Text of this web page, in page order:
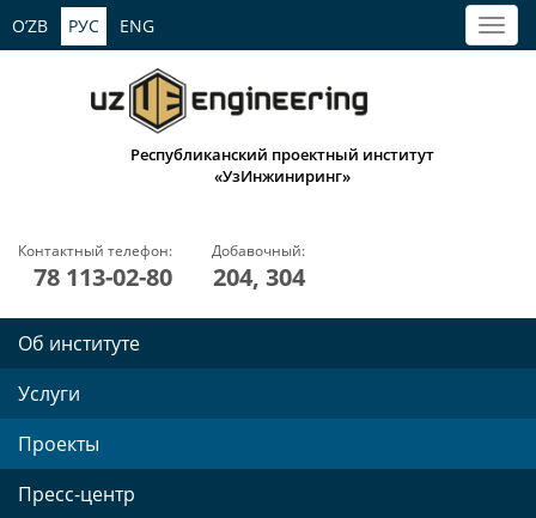
O’ZB РУС ENG
Республиканский проектный институт
«УзИнжиниринг»
Контактный телефон:
78 113-02-80
Добавочный:
204, 304
Об институте
Услуги
Проекты
Пресс-центр